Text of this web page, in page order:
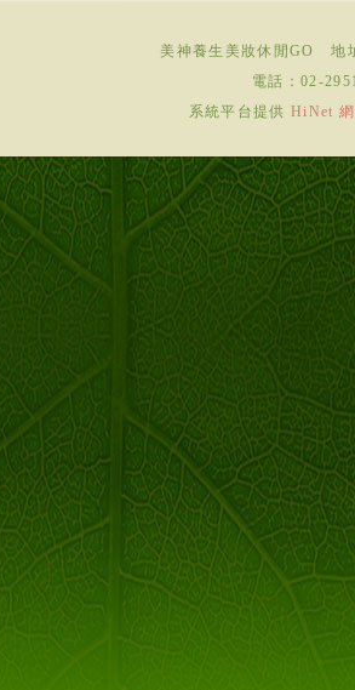
美神養生美妝休閒GO
地
電話： 02-
系統平台提供HiNet